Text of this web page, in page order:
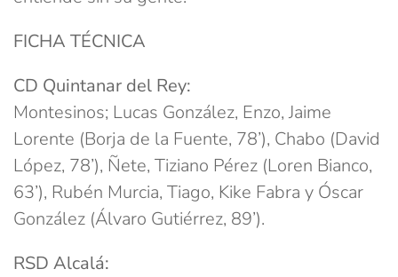
FICHA TÉCNICA
CD Quintanar del Rey:
Montesinos; Lucas González, Enzo, Jaime
Lorente (Borja de la Fuente, 78’), Chabo (David
López, 78’), Ñete, Tiziano Pérez (Loren Bianco,
63’), Rubén Murcia, Tiago, Kike Fabra y Óscar
González (Álvaro Gutiérrez, 89’).
RSD Alcalá: